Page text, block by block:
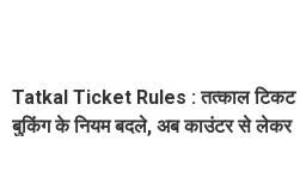
Tatkal Ticket Rules : तत्काल टिकट
बुकिंग के नियम बदले, अब काउंटर से लेकर